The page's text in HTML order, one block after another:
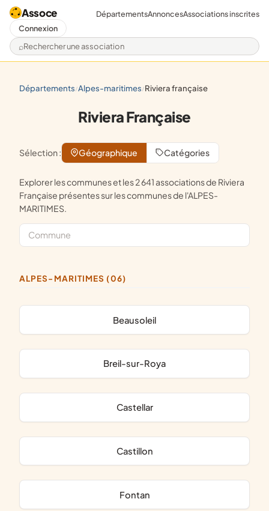
Assoce
Rechercher une association
DépartementsAnnoncesAssociations inscrites
Connexion
départements/ alpes-maritimes/ riviera française
Riviera Française
Sélection : Géographique Catégories
Explorer les communes et les 2 641 associations de Riviera
Française présentes sur les communes de l'ALPES-
MARITIMES.
ALPES-MARITIMES (06)
Beausoleil
Breil-sur-Roya
Castellar
Castillon
Fontan